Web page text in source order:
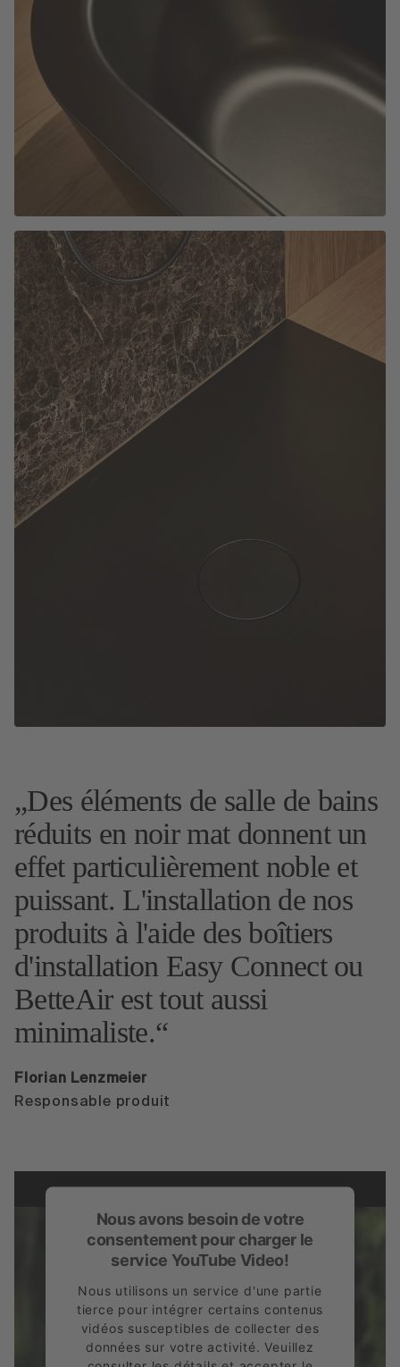
Des éléments de salle de bains
réduits en noir mat donnent un
effet particulièrement noble et
puissant. L'installation de nos
produits à l'aide des boîtiers
d'installation Easy Connect ou
BetteAir est tout aussi
minimaliste.
Florian Lenzmeier
Responsable produit
Nous avons besoin de votre
consentement pour charger le
service YouTube Video!
Nous utilisons un service d'une partie
tierce pour intégrer certains contenus
vidéos susceptibles de collecter des
données sur votre activité. Veuillez